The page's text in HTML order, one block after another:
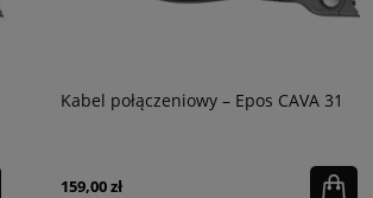
Kabel połączeniowy – Epos CAVA 31
159,00 zł